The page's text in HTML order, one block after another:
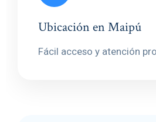
Ubicación en Maipú
Fácil acceso y atención